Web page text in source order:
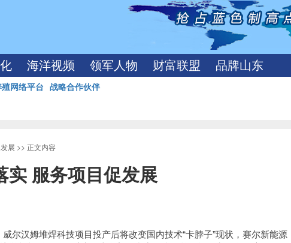
海洋视频 领军人物 财富联盟 品牌山东
网络平台 战略合作伙伴
展 >> 正文内容
实 服务项目促发展
尔汉姆堆焊科技项目投产后将改变国内技术“卡脖子”现状，赛尔新能源